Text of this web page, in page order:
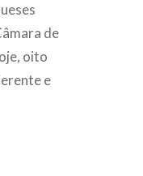
de
oito
e